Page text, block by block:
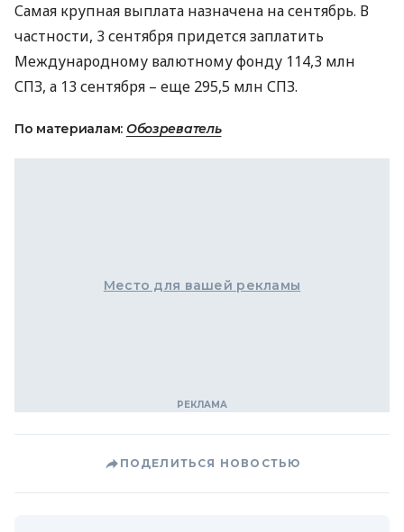
Самая крупная выплата назначена на сентябрь. В
частности, 3 сентября придется заплатить
Международному валютному фонду 114,3 млн
СПЗ, а 13 сентября – еще 295,5 млн СПЗ.​
По материалам: Обозреватель
Место для вашей рекламы
ПОДЕЛИТЬСЯ НОВОСТЬЮ